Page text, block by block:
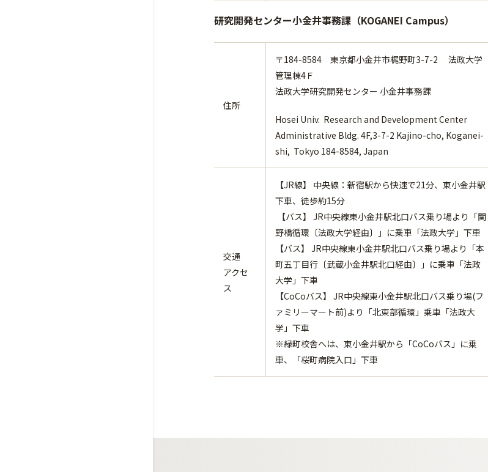
研究開発センター小金井事務課（KOGANEI Campus）
住所
〒184-8584 東京都小金井市梶野町3-7-2 法政大学
管理棟4Ｆ
法政大学研究開発センター 小金井事務課
Hosei Univ. Research and Development Center
Administrative Bldg. 4F,3-7-2 Kajino-cho, Koganei-
shi, Tokyo 184-8584, Japan
交通
アクセ
ス
【JR線】 中央線：新宿駅から快速で21分、東小金井駅
下車、徒歩約15分
【バス】 JR中央線東小金井駅北口バス乗り場より「関
野橋循環〔法政大学経由〕」に乗車「法政大学」下車
【バス】 JR中央線東小金井駅北口バス乗り場より「本
町五丁目行〔武蔵小金井駅北口経由〕」に乗車「法政
大学」下車
【CoCoバス】 JR中央線東小金井駅北口バス乗り場(フ
ァミリーマート前)より「北東部循環」乗車「法政大
学」下車
※緑町校舎へは、東小金井駅から「CoCoバス」に乗
車、「桜町病院入口」下車